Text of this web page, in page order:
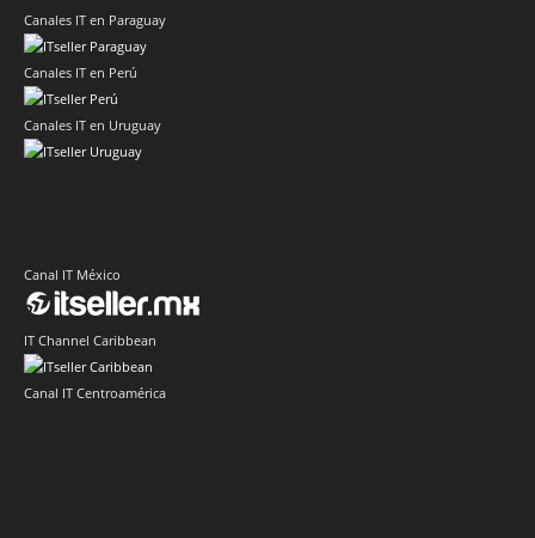
Canales IT en Paraguay
Canales IT en Perú
Canales IT en Uruguay
Canal IT México
IT Channel Caribbean
Canal IT Centroamérica